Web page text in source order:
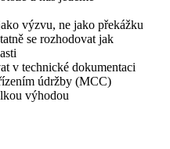
výzvu, ne jako překážku
se rozhodovat jak
v technické dokumentaci
údržby (MCC)
výhodou